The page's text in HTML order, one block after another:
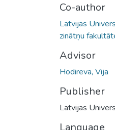
Co-author
Latvijas
zinātņu
Advisor
Hodireva, Vija
Publisher
Latvijas
Language